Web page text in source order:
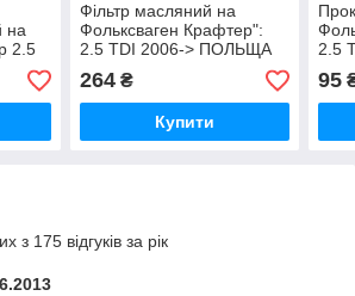
на
2.5
Фільтр масляний на
Фольксваген Крафтер":
2.5 TDI 2006-> ПОЛЬЩА
(Франція) L291
264₴
Купити
2.5
95
з 175 відгуків за рік